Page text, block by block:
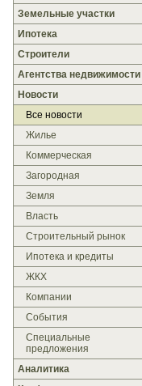
Земельные участки
Ипотека
Строители
Агентства недвижимости
Новости
Все новости
Жилье
Коммерческая
Загородная
Земля
Власть
Строительный рынок
Ипотека и кредиты
ЖКХ
Компании
События
Специальные
предложения
Аналитика